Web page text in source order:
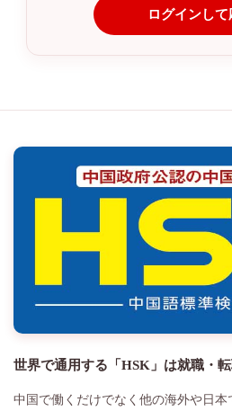
ログインして
世界で通用する「HSK」は就職・
中国で働くだけでなく他の海外や日